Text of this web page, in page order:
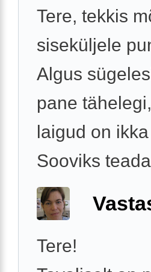
Tere, tekkis
siseküljele
Algus
pane
laigud on
Sooviks
Tere!